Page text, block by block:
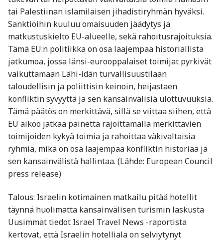
tai Palestiinan islamilaisen jihadistiryhmän hyväksi.
Sanktioihin kuuluu omaisuuden jäädytys ja
matkustuskielto EU-alueelle, sekä rahoitusrajoituksia.
Tämä EU:n politiikka on osa laajempaa historiallista
jatkumoa, jossa länsi-eurooppalaiset toimijat pyrkivät
vaikuttamaan Lähi-idän turvallisuustilaan
taloudellisin ja poliittisin keinoin, heijastaen
konfliktin syvyyttä ja sen kansainvälisiä ulottuvuuksia.
Tämä päätös on merkittävä, sillä se viittaa siihen, että
EU aikoo jatkaa painetta rajoittamalla merkittävien
toimijoiden kykyä toimia ja rahoittaa väkivaltaisia
ryhmiä, mikä on osa laajempaa konfliktin historiaa ja
sen kansainvälistä hallintaa. (Lähde: European Council
press release)
Talous: Israelin kotimainen matkailu pitää hotellit
täynnä huolimatta kansainvälisen turismin laskusta
Uusimmat tiedot Israel Travel News -raportista
kertovat, että Israelin hotelliala on selviytynyt